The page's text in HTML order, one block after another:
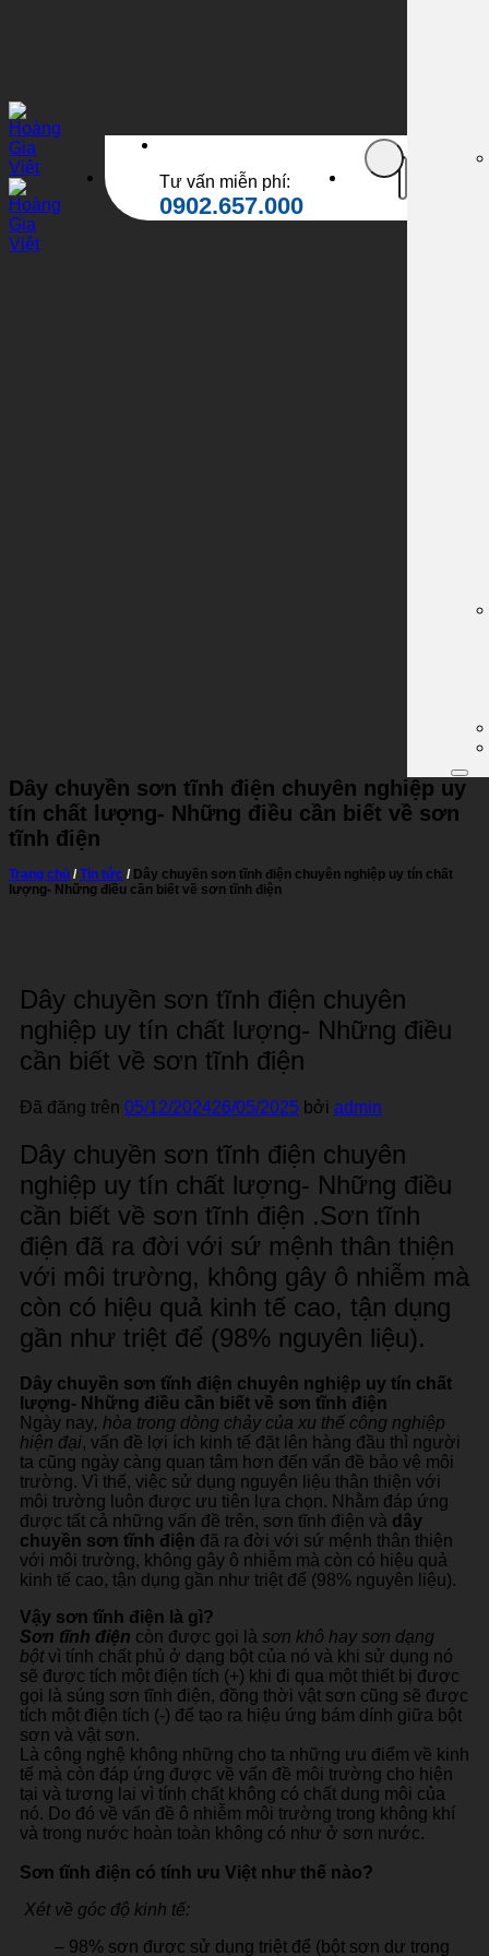
Tư vấn miễn phí:
0902.657.000
Tìm
Dây chuyền sơn tĩnh điện chuyên nghiệp uy
tín chất lượng- Những điều cần biết về sơn
tĩnh điện
Trang chủ / Tin tức /Dây chuyền sơn tĩnh điện chuyên nghiệp uy tín chất
lượng- Những điều cần biết về sơn tĩnh điện
Dây chuyền sơn tĩnh điện chuyên
nghiệp uy tín chất lượng- Những điều
cần biết về sơn tĩnh điện
Đã đăng trên 05/12/202426/05/2025 bởi admin
Dây chuyền sơn tĩnh điện chuyên
nghiệp uy tín chất lượng- Những điều
cần biết về sơn tĩnh điện .Sơn tĩnh
điện đã ra đời với sứ mệnh thân thiện
với môi trường, không gây ô nhiễm mà
còn có hiệu quả kinh tế cao, tận dụng
gần như triệt để (98% nguyên liệu).
Dây chuyền sơn tĩnh điện chuyên nghiệp uy tín chất
lượng- Những điều cần biết về sơn tĩnh điện
Ngày nay, hòa trong dòng chảy của xu thế công nghiệp
hiện đại, vấn đề lợi ích kinh tế đặt lên hàng đầu thì người
ta cũng ngày càng quan tâm hơn đến vấn đề bảo vệ môi
trường. Vì thế, việc sử dụng nguyên liệu thân thiện với
môi trường luôn được ưu tiên lựa chọn. Nhằm đáp ứng
được tất cả những vấn đề trên, sơn tĩnh điện và dây
chuyền sơn tĩnh điện đã ra đời với sứ mệnh thân thiện
với môi trường, không gây ô nhiễm mà còn có hiệu quả
kinh tế cao, tận dụng gần như triệt để (98% nguyên liệu).
Vậy sơn tĩnh điện là gì?
Sơn tĩnh điện còn được gọi là sơn khô hay sơn dạng
bộtvì tính chất phủ ở dạng bột của nó và khi sử dụng nó
sẽ được tích một điện tích (+) khi đi qua một thiết bị được
gọi là súng sơn tĩnh điện, đồng thời vật sơn cũng sẽ được
tích một điện tích (-) để tạo ra hiệu ứng bám dính giữa bột
sơn và vật sơn.
Là công nghệ không những cho ta những ưu điểm về kinh
tế mà còn đáp ứng được về vấn đề môi trường cho hiện
tại và tương lai vì tính chất không có chất dung môi của
nó. Do đó về vấn đề ô nhiễm môi trường trong không khí
và trong nước hoàn toàn không có như ở sơn nước.
Sơn tĩnh điện có tính ưu Việt như thế nào?
Xét về góc độ kinh tế:
– 98% sơn được sử dụng triệt để (bột sơn dư trong